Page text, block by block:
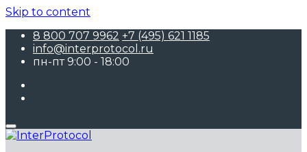
Skip to content
8 800 707 9962 +7 (495) 621 1185
info@interprotocol.ru
пн-пт 9:00 - 18:00